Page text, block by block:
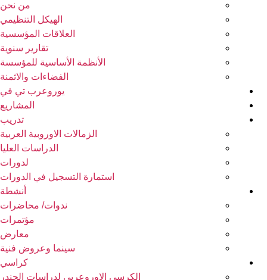
من نحن
الهيكل التنظيمي
العلاقات المؤسسية
تقارير سنوية
الأنظمة الأساسية للمؤسسة
الفضاءات والاثمنة
يوروعرب تي في
المشاريع
تدريب
الزمالات الاوروبية العربية
الدراسات العليا
لدورات
استمارة التسجيل في الدورات
أنشطة
ندوات/ محاضرات
مؤتمرات
معارض
سينما وعروض فنية
كراسي
الكرسي الاوروعربي لدراسات الجندر